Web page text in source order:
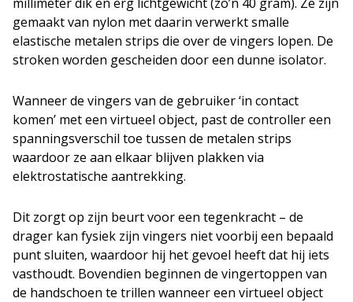
gemaakt van nylon met daarin verwerkt smalle
elastische metalen strips die over de vingers lopen. De
stroken worden gescheiden door een dunne isolator.
Wanneer de vingers van de gebruiker ‘in contact
komen’ met een virtueel object, past de controller een
spanningsverschil toe tussen de metalen strips
waardoor ze aan elkaar blijven plakken via
elektrostatische aantrekking.
Dit zorgt op zijn beurt voor een tegenkracht – de
drager kan fysiek zijn vingers niet voorbij een bepaald
punt sluiten, waardoor hij het gevoel heeft dat hij iets
vasthoudt. Bovendien beginnen de vingertoppen van
de handschoen te trillen wanneer een virtueel object